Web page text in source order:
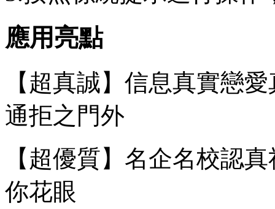
應用亮點
【超真誠】信息真實戀
通拒之門外
【超優質】名企名校認
你花眼